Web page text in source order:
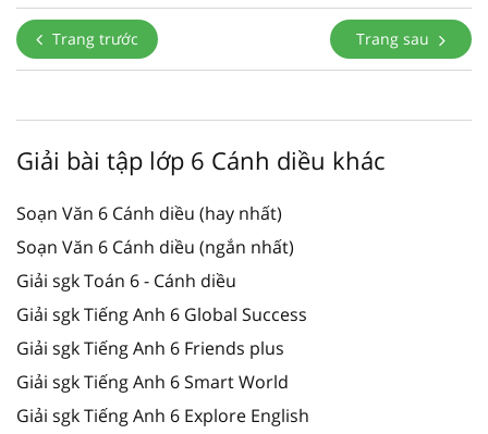
Trang trước Trang sau
Giải bài tập lớp 6 Cánh diều khác
Soạn Văn 6 Cánh diều (hay nhất)
Soạn Văn 6 Cánh diều (ngắn nhất)
Giải sgk Toán 6 - Cánh diều
Giải sgk Tiếng Anh 6 Global Success
Giải sgk Tiếng Anh 6 Friends plus
Giải sgk Tiếng Anh 6 Smart World
Giải sgk Tiếng Anh 6 Explore English